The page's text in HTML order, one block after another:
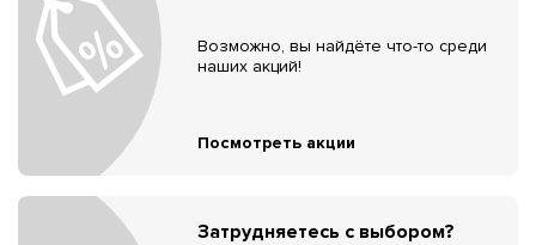
Возможно, вы найдёте что-то среди
наших акций!
Посмотреть акции
Затрудняетесь с выбором?